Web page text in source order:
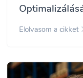
Elolvasom a cikket